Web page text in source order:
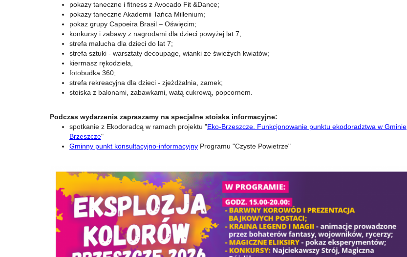
pokazy taneczne i fitness z Avocado Fit &Dance;
pokazy taneczne Akademii Tańca Millenium;
pokaz grupy Capoeira Brasil – Oświęcim;
konkursy i zabawy z nagrodami dla dzieci powyżej lat 7;
strefa malucha dla dzieci do lat 7;
strefa sztuki - warsztaty decoupage, wianki ze świeżych kwiatów;
kiermasz rękodzieła,
fotobudka 360;
strefa rekreacyjna dla dzieci - zjeżdżalnia, zamek;
stoiska z balonami, zabawkami, watą cukrową, popcornem.
Podczas wydarzenia zapraszamy na specjalne stoiska informacyjne:
spotkanie z Ekodoradcą w ramach projektu "Eko-Brzeszcze. Funkcjonowanie punktu ekodoradztwa w Gminie
Brzeszcze"
Gminny punkt konsultacyjno-informacyjny Programu "Czyste Powietrze"